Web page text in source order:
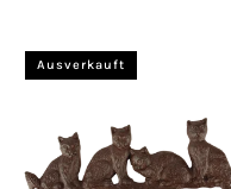
Ausverkauft